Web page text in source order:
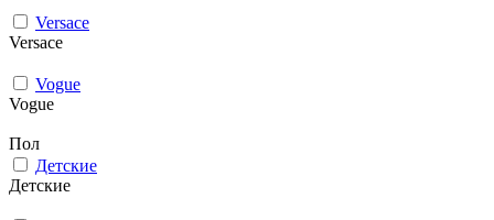
Versace
Versace
Vogue
Vogue
Пол
Детские
Детские